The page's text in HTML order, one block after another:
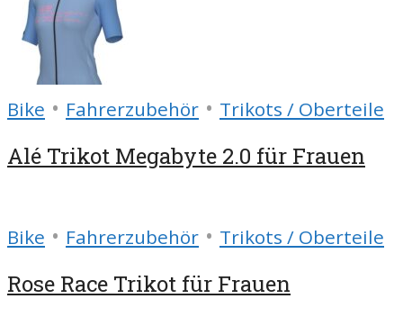
Bike • Fahrerzubehör • Trikots / Oberteile
Alé Trikot Megabyte 2.0 für Frauen
Bike • Fahrerzubehör • Trikots / Oberteile
Rose Race Trikot für Frauen